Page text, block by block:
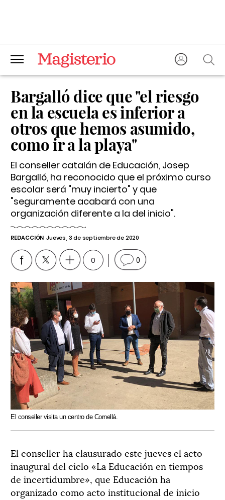
Bargalló dice que "el riesgo
en la escuela es inferior a
otros que hemos asumido,
como ir a la playa"
El conseller catalán de Educación, Josep
Bargalló, ha reconocido que el próximo curso
escolar será "muy incierto" y que
"seguramente acabará con una
organización diferente a la del inicio".
REDACCIÓN Jueves, 3 de septiembre de 2020
0 0
El conseller visita un centro de Cornellá.
El conseller ha clausurado este jueves el acto
inaugural del ciclo «La Educación en tiempos
de incertidumbre», que Educación ha
organizado como acto institucional de inicio